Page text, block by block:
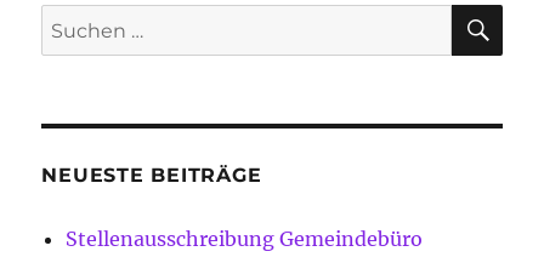
Suche
nach:
NEUESTE BEITRÄGE
Stellenausschreibung Gemeindebüro